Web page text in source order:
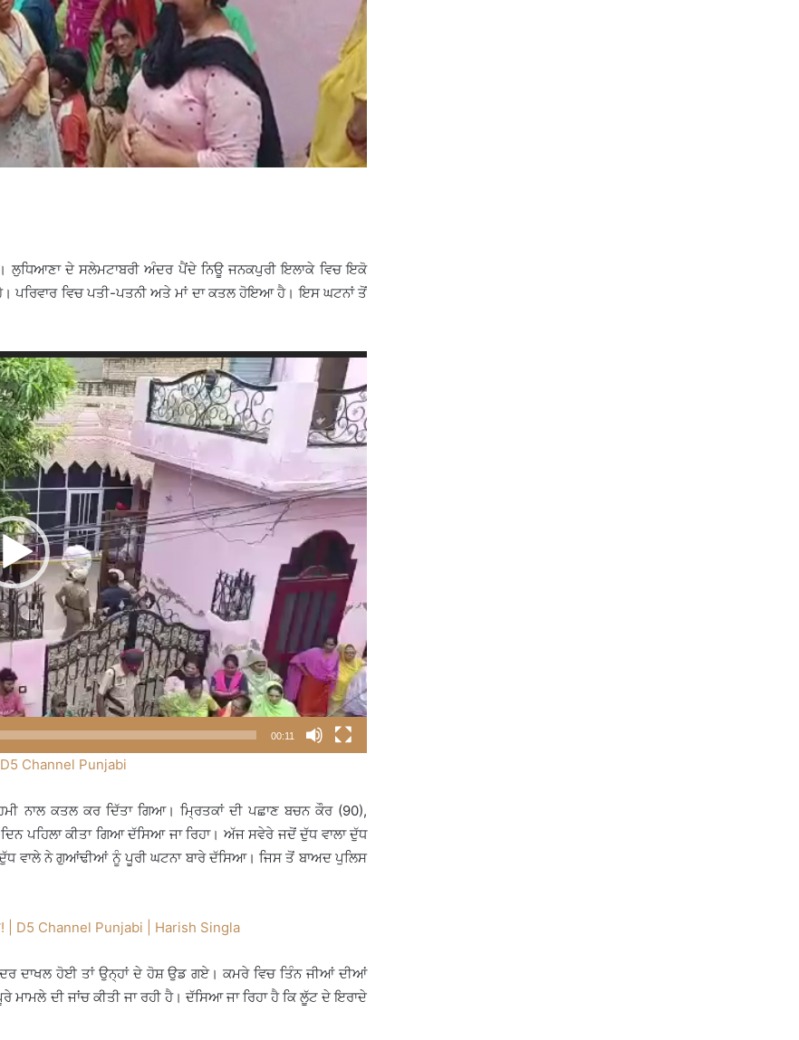
ਲੁਧਿਆਣਾ ਦੇ ਸਲੇਮਟਾਬਰੀ ਅੰਦਰ ਪੈਂਦੇ ਨਿਊ ਜਨਕਪੁਰੀ ਇਲਾਕੇ ਵਿਚ ਇਕੋ
ਪਰਿਵਾਰ ਵਿਚ ਪਤੀ-ਪਤਨੀ ਅਤੇ ਮਾਂ ਦਾ ਕਤਲ ਹੋਇਆ ਹੈ। ਇਸ ਘਟਨਾਂ ਤੋਂ
00:11
Channel Punjabi
ਨਾਲ ਕਤਲ ਕਰ ਦਿੱਤਾ ਗਿਆ। ਮ੍ਰਿਤਕਾਂ ਦੀ ਪਛਾਣ ਬਚਨ ਕੌਰ (90),
ਪਹਿਲਾ ਕੀਤਾ ਗਿਆ ਦੱਸਿਆ ਜਾ ਰਿਹਾ। ਅੱਜ ਸਵੇਰੇ ਜਦੋਂ ਦੁੱਧ ਵਾਲਾ ਦੁੱਧ
ਵਾਲੇ ਨੇ ਗੁਆਂਢੀਆਂ ਨੂੰ ਪੂਰੀ ਘਟਨਾ ਬਾਰੇ ਦੱਸਿਆ। ਜਿਸ ਤੋਂ ਬਾਅਦ ਪੁਲਿਸ
| D5 Channel Punjabi | Harish Singla
ਦਾਖਲ ਹੋਈ ਤਾਂ ਉਨ੍ਹਾਂ ਦੇ ਹੋਸ਼ ਉਡ ਗਏ। ਕਮਰੇ ਵਿਚ ਤਿੰਨ ਜੀਆਂ ਦੀਆਂ
ਦੀ ਜਾਂਚ ਕੀਤੀ ਜਾ ਰਹੀ ਹੈ। ਦੱਸਿਆ ਜਾ ਰਿਹਾ ਹੈ ਕਿ ਲੂੱਟ ਦੇ ਇਰਾਦੇ